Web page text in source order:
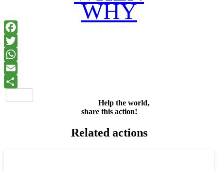
WHY
Help the world,
share this action!
Related actions